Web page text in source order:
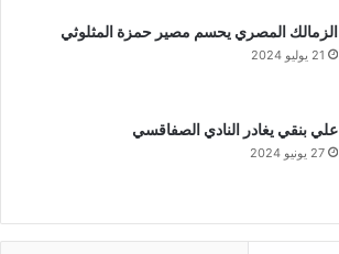
الزمالك المصري يحسم مصير حمزة المثلوثي
21 يوليو 2024
علي بنقي يغادر النادي الصفاقسي
27 يونيو 2024